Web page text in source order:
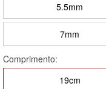
5.5mm
7mm
Comprimento:
19cm